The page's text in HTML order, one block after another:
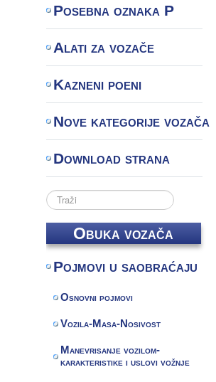
Posebna oznaka P
Alati za vozače
Kazneni poeni
Nove kategorije vozača
Download strana
Search
...
Obuka vozača
Pojmovi u saobraćaju
Osnovni pojmovi
Vozila-Masa-Nosivost
Manevrisanje vozilom-
karakteristike i uslovi vožnje